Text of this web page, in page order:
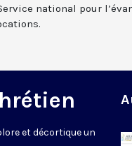
national pour
et décortique un